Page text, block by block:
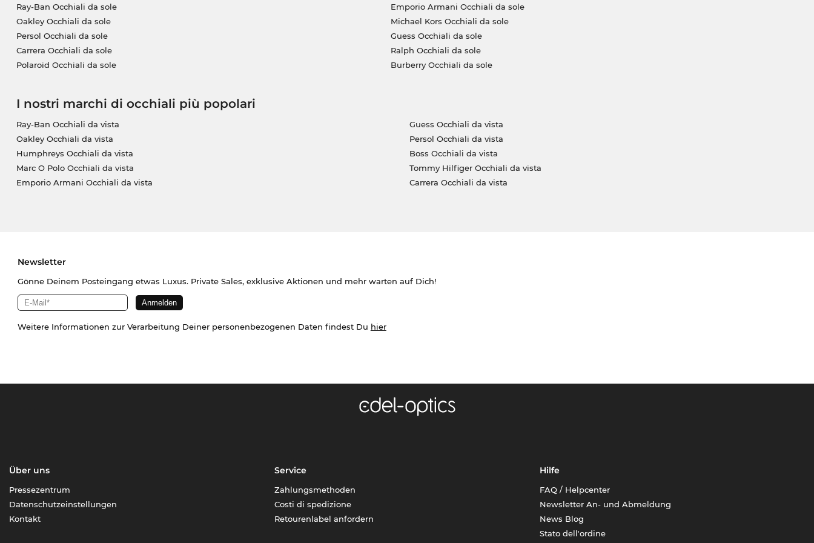
Ray-Ban Occhiali da sole
Oakley Occhiali da sole
Persol Occhiali da sole
Carrera Occhiali da sole
Polaroid Occhiali da sole
Emporio Armani Occhiali da sole
Michael Kors Occhiali da sole
Guess Occhiali da sole
Ralph Occhiali da sole
Burberry Occhiali da sole
I nostri marchi di occhiali più popolari
Ray-Ban Occhiali da vista
Oakley Occhiali da vista
Humphreys Occhiali da vista
Marc O Polo Occhiali da vista
Emporio Armani Occhiali da vista
Guess Occhiali da vista
Persol Occhiali da vista
Boss Occhiali da vista
Tommy Hilfiger Occhiali da vista
Carrera Occhiali da vista
Newsletter
Gönne Deinem Posteingang etwas Luxus. Private Sales, exklusive Aktionen und mehr warten auf Dich!
Weitere Informationen zur Verarbeitung Deiner personenbezogenen Daten findest Du hier
Über uns
Pressezentrum
Datenschutzeinstellungen
Kontakt
Service
Zahlungsmethoden
Costi di spedizione
Retourenlabel anfordern
Hilfe
FAQ / Helpcenter
Newsletter An- und Abmeldung
News Blog
Stato dell'ordine